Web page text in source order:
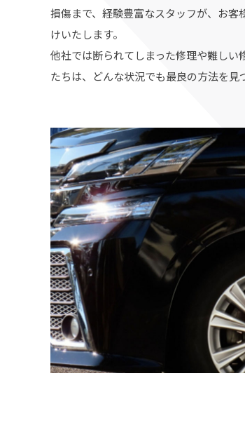
損傷まで、経験豊富なスタッフが、お
けいたします。
他社では断られてしまった修理や難し
たちは、どんな状況でも最良の方法を見